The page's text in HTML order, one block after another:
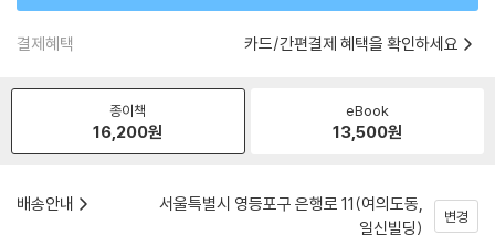
결제혜택 카드/간편결제 혜택을 확인하세요
종이책
16,200원
eBook
13,500원
배송안내
서울특별시 영등포구 은행로 11(여의도동,
일신빌딩)
변경